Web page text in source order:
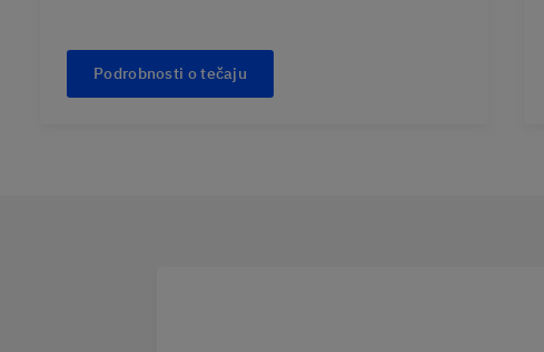
Podrobnosti o tečaju